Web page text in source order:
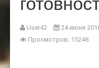
User42
24 июня
Просмотров: 15248